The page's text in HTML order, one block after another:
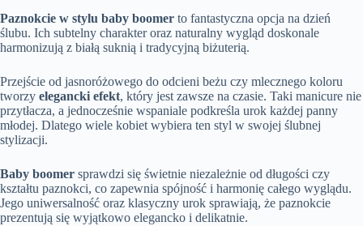
Paznokcie w stylu baby boomer to fantastyczna opcja na dzień
ślubu. Ich subtelny charakter oraz naturalny wygląd doskonale
harmonizują z białą suknią i tradycyjną biżuterią.
Przejście od jasnoróżowego do odcieni beżu czy mlecznego koloru
tworzy elegancki efekt, który jest zawsze na czasie. Taki manicure nie
przytłacza, a jednocześnie wspaniale podkreśla urok każdej panny
młodej. Dlatego wiele kobiet wybiera ten styl w swojej ślubnej
stylizacji.
Baby boomer sprawdzi się świetnie niezależnie od długości czy
kształtu paznokci, co zapewnia spójność i harmonię całego wyglądu.
Jego uniwersalność oraz klasyczny urok sprawiają, że paznokcie
prezentują się wyjątkowo elegancko i delikatnie.